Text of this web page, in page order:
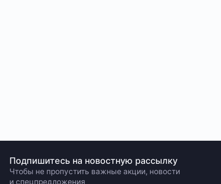
Подпишитесь на новостную рассылку
Чтобы не пропустить важные акции, новости
и спецпредложения